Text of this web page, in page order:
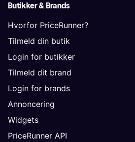
Butikker & Brands
Hvorfor PriceRunner?
Tilmeld din butik
Login for butikker
Tilmeld dit brand
Login for brands
Annoncering
Widgets
PriceRunner API